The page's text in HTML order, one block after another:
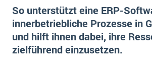
Suche
Vergleich
Auswahl
E-commerce
Einzelhandel
Finanzen
Grosshandel
Die 4 Komponenten eines CRM-
Offene Stellen bei ERP-Lieferanten
Über uns
DSGVO/GDPR
So unterstützt eine ERP-
innerbetriebliche Prozesse in
und hilft ihnen dabei, ihre
zielführend einzusetzen.